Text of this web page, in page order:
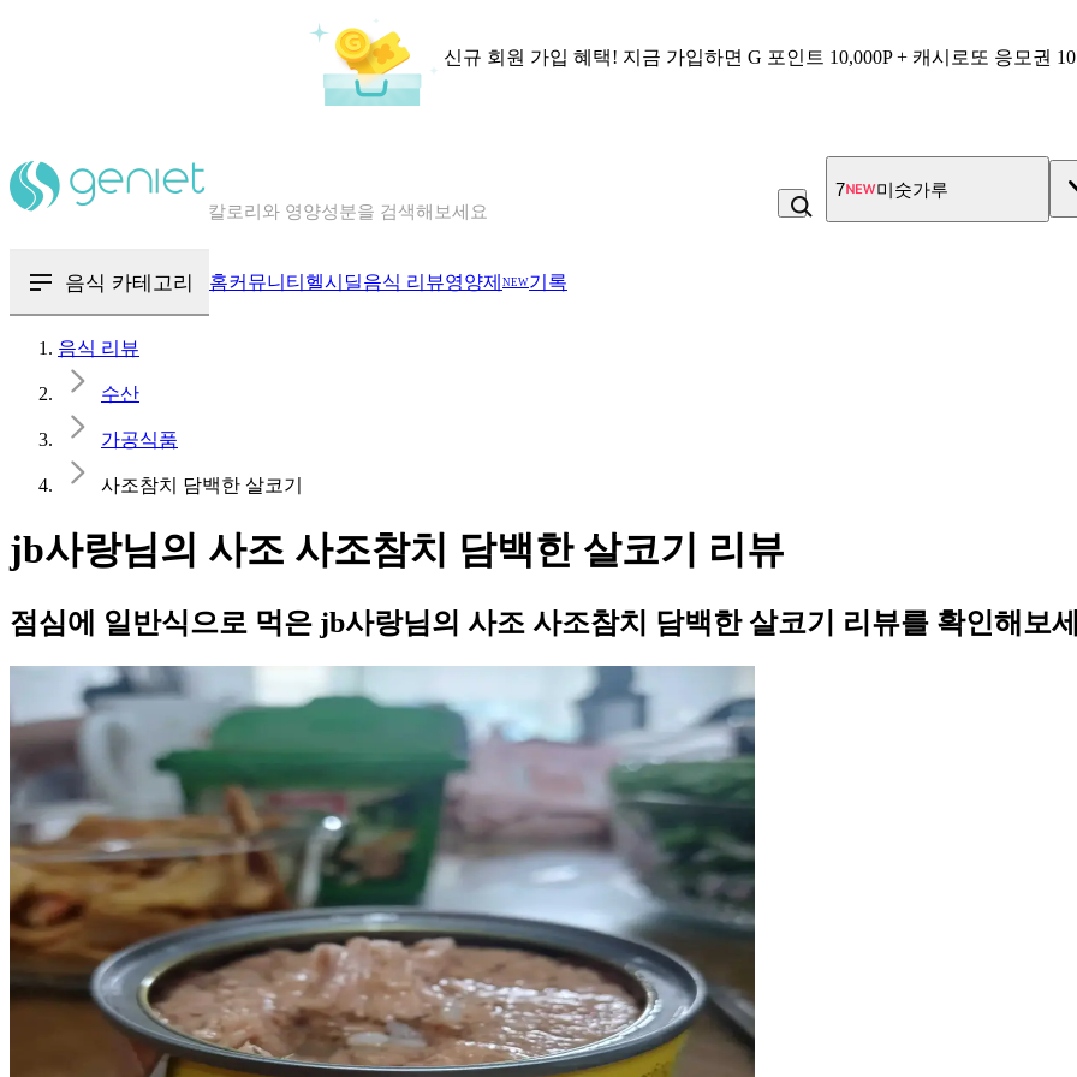
신규 회원 가입 혜택! 지금 가입하면 G 포인트 10,000P + 캐시로또 응모권
혈당 · 다이어트 음식 검색해보세요
7 미숫가루
음식 카테고리 홈커뮤니티 헬시딜음식 리뷰영양제 NEW기록
음식 리뷰
수산
가공식품
사조참치 담백한 살코기
jb사랑님의 사조 사조참치 담백한 살코기 리뷰
점심에 일반식으로 먹은 jb사랑님의 사조 사조참치 담백한 살코기 리뷰를 확인해보